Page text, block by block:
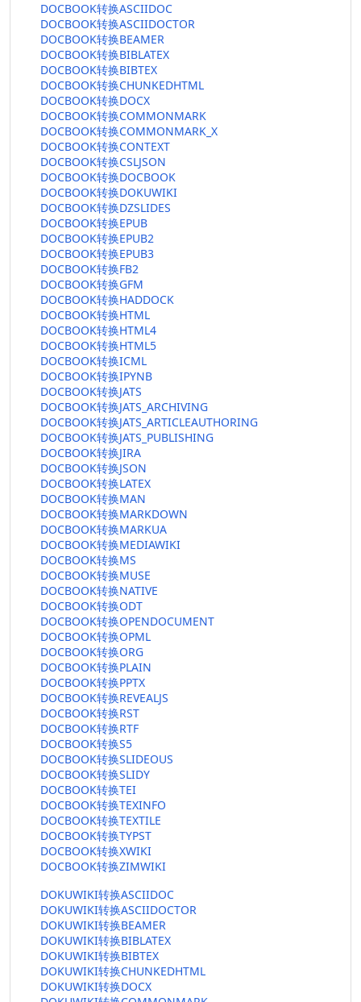
DOCBOOK转换ASCIIDOC
DOCBOOK转换ASCIIDOCTOR
DOCBOOK转换BEAMER
DOCBOOK转换BIBLATEX
DOCBOOK转换BIBTEX
DOCBOOK转换CHUNKEDHTML
DOCBOOK转换DOCX
DOCBOOK转换COMMONMARK
DOCBOOK转换COMMONMARK_X
DOCBOOK转换CONTEXT
DOCBOOK转换CSLJSON
DOCBOOK转换DOCBOOK
DOCBOOK转换DOKUWIKI
DOCBOOK转换DZSLIDES
DOCBOOK转换EPUB
DOCBOOK转换EPUB2
DOCBOOK转换EPUB3
DOCBOOK转换FB2
DOCBOOK转换GFM
DOCBOOK转换HADDOCK
DOCBOOK转换HTML
DOCBOOK转换HTML4
DOCBOOK转换HTML5
DOCBOOK转换ICML
DOCBOOK转换IPYNB
DOCBOOK转换JATS
DOCBOOK转换JATS_ARCHIVING
DOCBOOK转换JATS_ARTICLEAUTHORING
DOCBOOK转换JATS_PUBLISHING
DOCBOOK转换JIRA
DOCBOOK转换JSON
DOCBOOK转换LATEX
DOCBOOK转换MAN
DOCBOOK转换MARKDOWN
DOCBOOK转换MARKUA
DOCBOOK转换MEDIAWIKI
DOCBOOK转换MS
DOCBOOK转换MUSE
DOCBOOK转换NATIVE
DOCBOOK转换ODT
DOCBOOK转换OPENDOCUMENT
DOCBOOK转换OPML
DOCBOOK转换ORG
DOCBOOK转换PLAIN
DOCBOOK转换PPTX
DOCBOOK转换REVEALJS
DOCBOOK转换RST
DOCBOOK转换RTF
DOCBOOK转换S5
DOCBOOK转换SLIDEOUS
DOCBOOK转换SLIDY
DOCBOOK转换TEI
DOCBOOK转换TEXINFO
DOCBOOK转换TEXTILE
DOCBOOK转换TYPST
DOCBOOK转换XWIKI
DOCBOOK转换ZIMWIKI
DOKUWIKI转换ASCIIDOC
DOKUWIKI转换ASCIIDOCTOR
DOKUWIKI转换BEAMER
DOKUWIKI转换BIBLATEX
DOKUWIKI转换BIBTEX
DOKUWIKI转换CHUNKEDHTML
DOKUWIKI转换DOCX